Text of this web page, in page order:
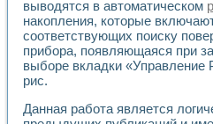
выводятся в автоматическом
накопления, которые
соответствующих поиску
прибора, появляющаяся при
выборе вкладки «Управление
рис.
Данная работа является